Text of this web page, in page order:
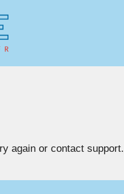
again or contact support.